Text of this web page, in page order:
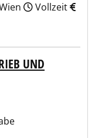
Vollzeit
UND